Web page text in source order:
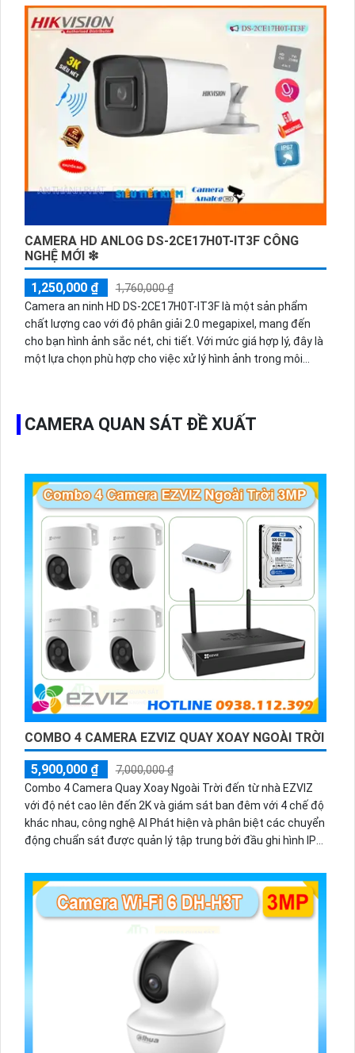
TVI, BCS, giúp đảm bảo tương thích với nhiều hệ thống
quan sát. Camera hoạt động bền bỉ và ổn định trong mọi
điều kiện thời tiết. Đặc biệt, camera còn tích hợp chức
năng thu âm cao cấp, cho phép bạn ghi lại âm thanh một
cách rõ ràng. Hình ảnh ban đêm cũng được cải thiện với
công nghệ hồng ngoại 20m và hồng ngoại SMD, giúp quan
sát dễ dàng trong môi trường thiếu ánh sáng.
CAMERA HD ANLOG DS-2CE17H0T-IT3F CÔNG
NGHỆ MỚI ❇
1,250,000 ₫
1,760,000 ₫
Camera an ninh HD DS-2CE17H0T-IT3F là một sản phẩm
chất lượng cao với độ phân giải 2.0 megapixel, mang đến
cho bạn hình ảnh sắc nét, chi tiết. Với mức giá hợp lý, đây là
một lựa chọn phù hợp cho việc xử lý hình ảnh trong môi
sáng. Sản phẩm còn được trang bị công nghệ chip xử lý
hình ảnh CMOS, giúp thu hình ảnh màu sắc đẹp hơn. Thiết
CAMERA QUAN SÁT ĐỀ XUẤT
COMBO 4 CAMERA EZVIZ QUAY XOAY NGOÀI TRỜI
5,900,000 ₫
7,000,000 ₫
Combo 4 Camera Quay Xoay Ngoài Trời đến từ nhà EZVIZ
với độ nét cao lên đến 2K và giám sát ban đêm với 4 chế độ
khác nhau, công nghệ AI Phát hiện và phân biệt các chuyển
động chuẩn sát được quản lý tập trung bởi đầu ghi hình IP